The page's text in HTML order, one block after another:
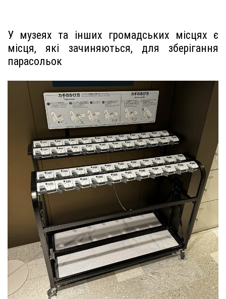
У музеях та інших громадських місцях є
місця, які зачиняються, для зберігання
парасольок